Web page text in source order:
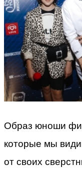
Образ юноши
которые мы
от своих